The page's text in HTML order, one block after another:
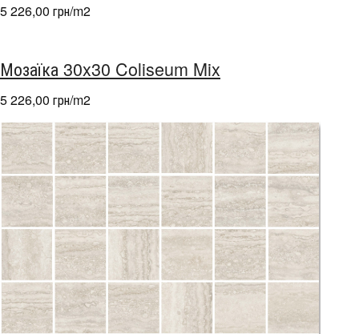
5 226,00 грн/m2
Мозаїка 30x30 Coliseum Mix
5 226,00 грн/m2